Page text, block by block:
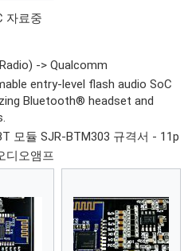
자료중
-> Qualcomm
entry-level flash audio SoC
Bluetooth® headset and
모듈 SJR-BTM303 규격서 - 11p
디오앰프